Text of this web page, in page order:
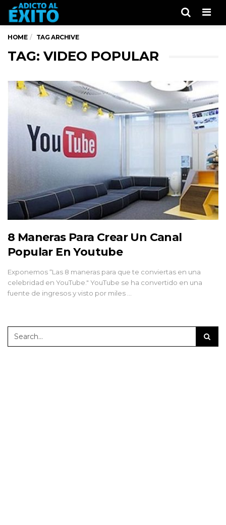
HOME TAG ARCHIVE
TAG: VIDEO POPULAR
8 Maneras Para Crear Un Canal
Popular En Youtube
Exponemos “Las 8 maneras para que te conviertas en una
celebridad en YouTube." YouTube se ha convertido en una
fuente de ingresos y visto por miles …